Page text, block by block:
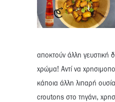
αποκτούν άλλη γευστική
χρώμα! Αντί να
κάποια άλλη λιπαρή
croutons στο τηγάνι,